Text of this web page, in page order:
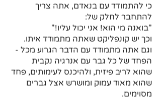
כי להתמודד עם בנאדם, אתה צריך
להתחבר לחלק של:
"בואנה מי הוא! אני יכול עליו!"
וכך יש קונפליקט שאתה מתמודד איתו.
וגם אתה מתמודד עם הדבר הגרוע מכל -
הפחד של כל גבר עם אנרגיה נקבית
שהוא לריב פיזית, ולהיכנס לעימותים, פחד
שהוא מאוד עמוק ומושרש אצל גברים
מסוימים.